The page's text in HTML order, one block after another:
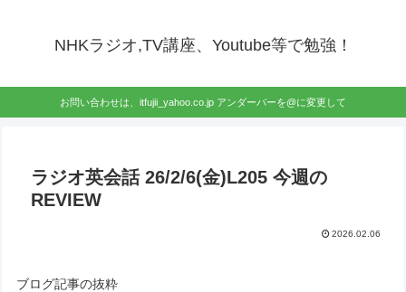
NHKラジオ,TV講座、Youtube等で勉強！
お問い合わせは、itfujii_yahoo.co.jp アンダーバーを@に変更して
ラジオ英会話 26/2/6(金)L205 今週の
REVIEW
2026.02.06
ブログ記事の抜粋